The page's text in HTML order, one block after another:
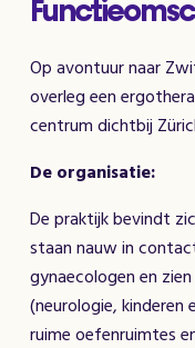
Op avontuur naar
overleg een
centrum dichtbij
De organisatie:
De praktijk bevindt
staan nauw in
gynaecologen en
(neurologie, kinderen
ruime oefenruimtes